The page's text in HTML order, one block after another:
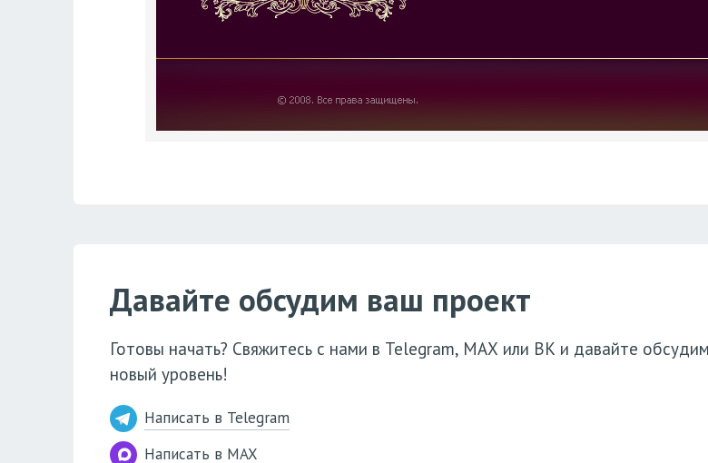
Давайте обсудим ваш проект
Готовы начать? Свяжитесь с нами в Telegram, МАХ или ВК и давайте
новый уровень!
Написать в Telegram
Написать в MAX